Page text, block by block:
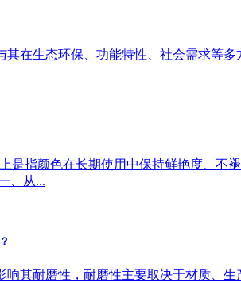
其在生态环保、功能特性、社会需求等
是指颜色在长期使用中保持鲜艳度、
、从...
响其耐磨性，耐磨性主要取决于材质、